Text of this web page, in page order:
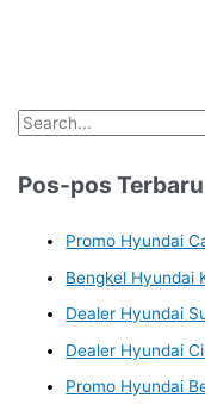
Pos-pos Terbaru
Promo Hyundai
Bengkel Hyundai
Dealer Hyundai
Dealer Hyundai
Promo Hyundai